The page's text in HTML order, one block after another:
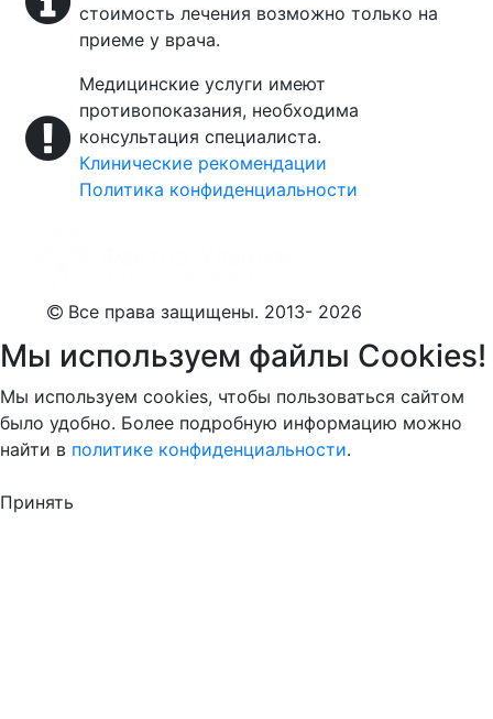
стоимость лечения возможно только на
приеме у врача.
Медицинские услуги имеют
противопоказания, необходима
консультация специалиста.
Клинические рекомендации
Политика конфиденциальности
Все права защищены. 2013- 2026
Мы используем файлы Cookies!
Мы используем cookies, чтобы пользоваться сайтом
было удобно. Более подробную информацию можно
найти в политике конфиденциальности.
Принять